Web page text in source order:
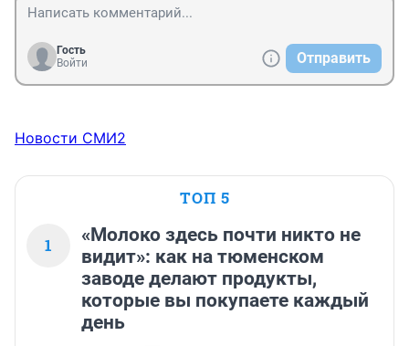
Гость
Войти
Отправить
Новости СМИ2
ТОП 5
1
«Молоко здесь почти никто не
видит»: как на тюменском
заводе делают продукты,
которые вы покупаете каждый
день